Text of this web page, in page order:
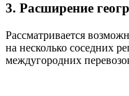
3. Расширение
Рассматривается
на несколько соседних
междугородних